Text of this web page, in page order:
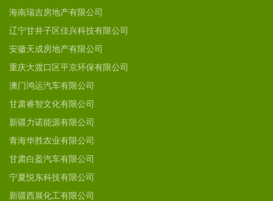
海南瑞吉房地产有限公司
辽宁甘井子区佳兴科技有限公司
安徽天成房地产有限公司
重庆大渡口区平京环保有限公司
澳门鸿运汽车有限公司
甘肃睿智文化有限公司
新疆力诺能源有限公司
青海华胜农业有限公司
甘肃白盈汽车有限公司
宁夏悦东科技有限公司
新疆西展化工有限公司